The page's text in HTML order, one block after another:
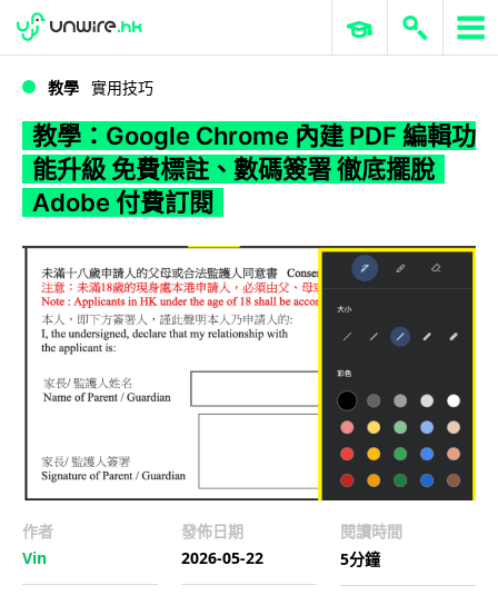
WWDC 2026 ERP 與商業 AI
教學 實用技巧
教學：Google Chrome 內建 PDF 編輯功
能升級 免費標註、數碼簽署 徹底擺脫
Adobe 付費訂閱
作者
Vin
發佈日期
2026-05-22
閱讀時間
5分鐘